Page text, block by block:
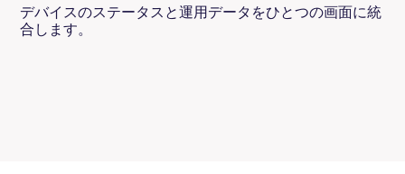
デバイスのステータスと運用データをひとつの画面に統
合します。